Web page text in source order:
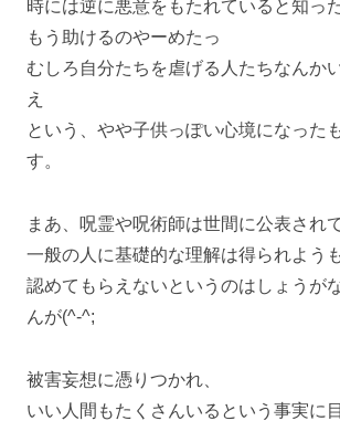
時には逆に悪意をもたれていると知った
もう助けるのやーめたっ
むしろ自分たちを虐げる人たちなんか
え
という、やや子供っぽい心境になった
す。
まあ、呪霊や呪術師は世間に公表され
一般の人に基礎的な理解は得られよう
認めてもらえないというのはしょうが
んが(^-^;
被害妄想に憑りつかれ、
いい人間もたくさんいるという事実に